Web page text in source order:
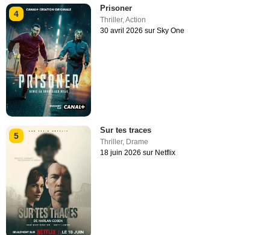
4
Prisoner
Thriller,Action
30 avril 2026 sur Sky One
5
Sur tes traces
Thriller, Drame
18 juin 2026 sur Netflix